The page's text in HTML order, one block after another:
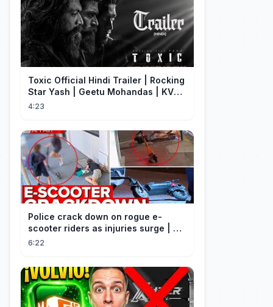
Toxic Official Hindi Trailer | Rocking
Star Yash | Geetu Mohandas | KVN |
Monster Mind Creations
4:23
Police crack down on rogue e-
scooter riders as injuries surge | A
Current Affair
6:22